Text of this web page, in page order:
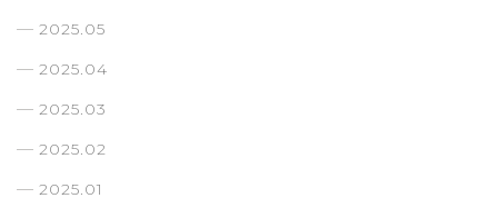
2025.05
2025.04
2025.03
2025.02
2025.01